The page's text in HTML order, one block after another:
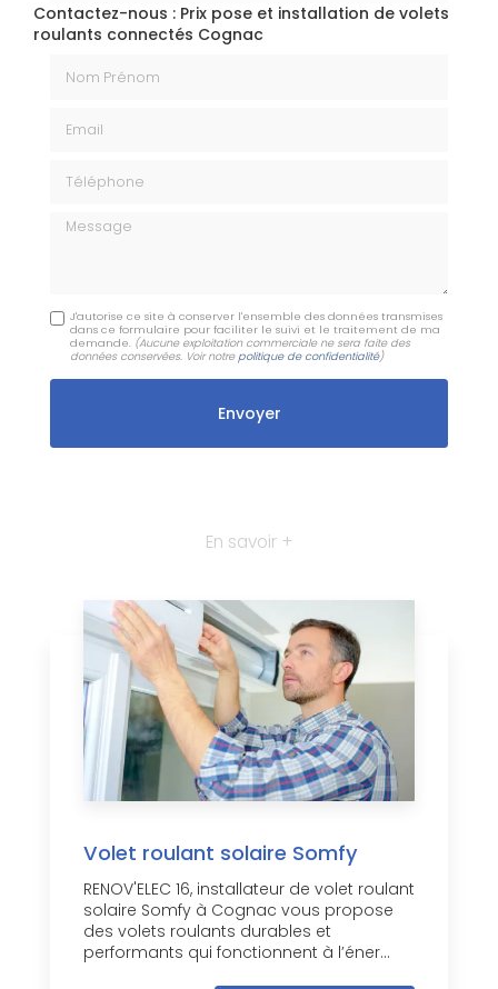
Contactez-nous : Prix pose et installation de volets
roulants connectés Cognac
Message
J'autorise ce site à conserver l'ensemble des données transmises
dans ce formulaire pour faciliter le suivi et le traitement de ma
demande. (Aucune exploitation commerciale ne sera faite des
données conservées. Voir notre politique de confidentialité)
En savoir +
Volet roulant solaire Somfy
RENOV'ELEC 16, installateur de volet roulant
solaire Somfy à Cognac vous propose
des volets roulants durables et
performants qui fonctionnent à l’éner...